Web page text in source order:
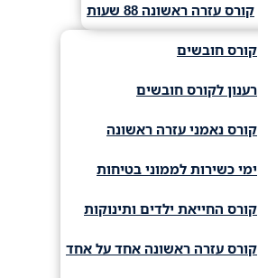
קורס עזרה ראשונה 88 שעות
קורס חובשים
רענון לקורס חובשים
קורס נאמני עזרה ראשונה
ימי כשירות לממוני בטיחות
קורס החייאת ילדים ותינוקות
קורס עזרה ראשונה אחד על אחד